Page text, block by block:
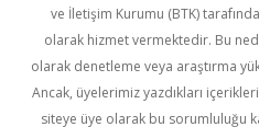
ve İletişim Kurumu (BTK)
olarak hizmet vermektedir. Bu
olarak denetleme veya araştırma
Ancak, üyelerimiz yazdıkları
siteye üye olarak bu sorumluluğu